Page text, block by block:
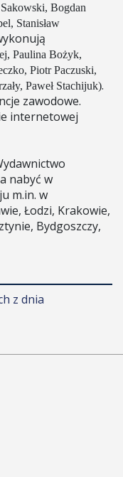
Bogdan
Stanisław
Paulina Bożyk,
Piotr Paczuski,
Paweł Stachijuk).
zawodowe.
internetowej
nabyć w
m.in. w
Łodzi, Krakowie,
Bydgoszczy,
z dnia